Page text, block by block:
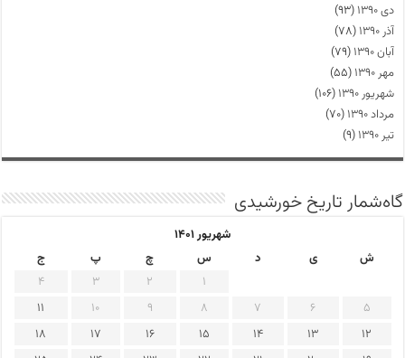
دی ۱۳۹۰
(۹۳)
آذر ۱۳۹۰
(۷۸)
آبان ۱۳۹۰
(۷۹)
مهر ۱۳۹۰
(۵۵)
شهریور ۱۳۹۰
(۱۰۶)
مرداد ۱۳۹۰
(۷۰)
تیر ۱۳۹۰
(۹)
گاه‌شمار تاریخ خورشیدی
شهریور ۱۴۰۱
ش
ی د س چ پ
ج
1
2
3
4
5
6
7
8
9
10
11
12
13
14
15
16
17
18